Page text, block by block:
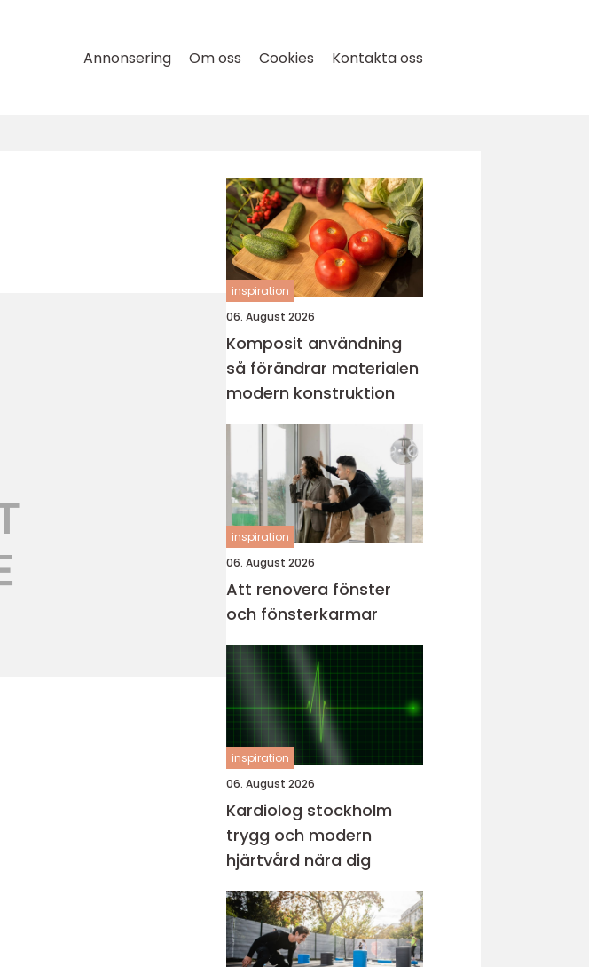
Annonsering Om oss Cookies Kontakta oss
inspiration
06. August 2026
Komposit användning
så förändrar materialen
modern konstruktion
inspiration
06. August 2026
Att renovera fönster
och fönsterkarmar
inspiration
06. August 2026
Kardiolog stockholm
trygg och modern
hjärtvård nära dig